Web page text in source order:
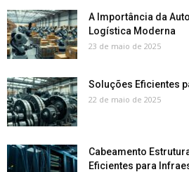
A Importância da
Logística Moderna
23 de maio de 2025
Soluções Eficientes
22 de maio de 2025
Cabeamento
Eficientes para